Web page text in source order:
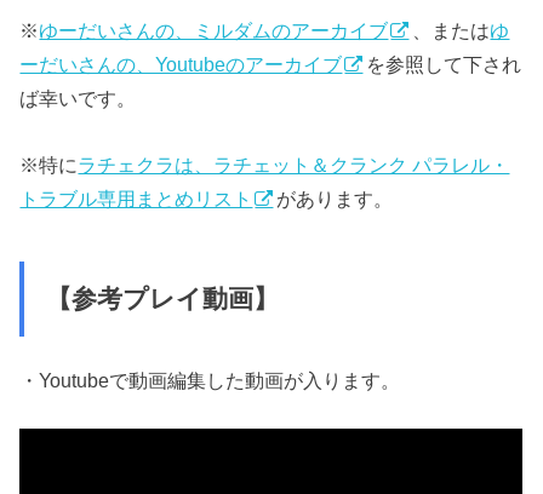
※ゆーだいさんの、ミルダムのアーカイブ 、またはゆ
ーだいさんの、Youtubeのアーカイブ
を参照して下され
ば幸いです。
※特にラチェクラは、ラチェット＆クランク パラレル・
トラブル専用まとめリスト
があります。
【参考プレイ動画】
・Youtubeで動画編集した動画が入ります。